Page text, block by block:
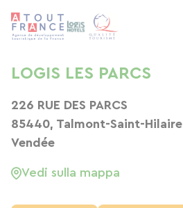
LOGIS LES PARCS
226 RUE DES PARCS
85440, Talmont-Saint-Hilaire
Vendée
Vedi sulla mappa